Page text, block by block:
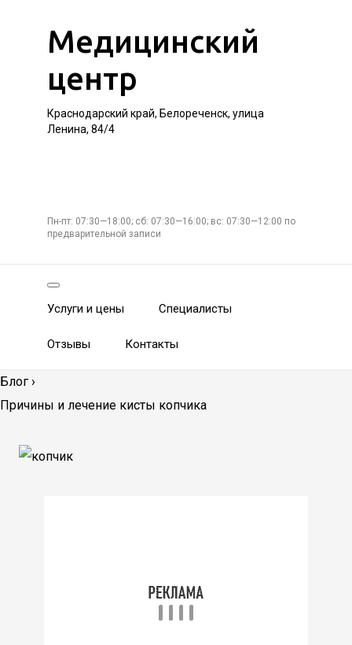
Медицинский
центр
Краснодарский край, Белореченск, улица
Ленина, 84/4
Пн-пт: 07:30—18:00; сб: 07:30—16:00; вс: 07:30—12:00 по
предварительной записи
Услуги и цены Специалисты
Отзывы Контакты
Блог ›
Причины и лечение кисты копчика